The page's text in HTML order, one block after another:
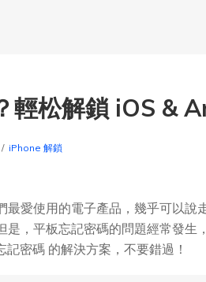
輕松解鎖 iOS &
/ iPhone 解鎖
最愛使用的電子產品，幾乎可以
是，平板忘記密碼的問題經常發
密碼 的解決方案，不要錯過！